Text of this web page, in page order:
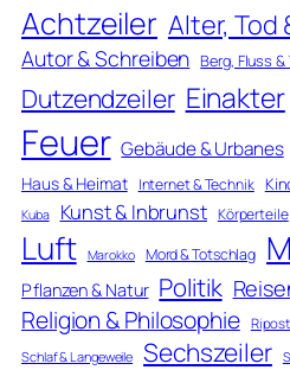
Achtzeiler Alter, Tod
Autor & Schreiben Berg, Fluss &
Dutzendzeiler Einakter
Feuer Gebäude & Urbanes
Haus & Heimat Internet & Technik
Kuba Kunst & Inbrunst Körperteile
Luft Marokko Mord & Totschlag
Pflanzen & Natur Politik
Religion & Philosophie
Schlaf & Langeweile Sechszeiler